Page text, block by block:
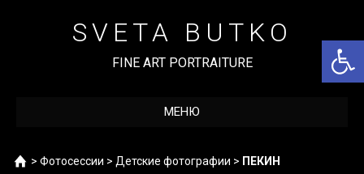
содержимомуSVETA BUTKO
FINE ART PORTRAITURE
МЕНЮ
Home
> Фотосессии > Детские фотографии > ПЕКИН